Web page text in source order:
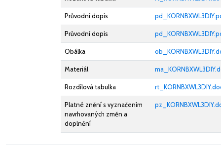
Průvodní dopis
Průvodní dopis
Obálka
Materiál
Rozdílová tabulka
Platné znění s vyznačením
navrhovaných změn a
doplnění